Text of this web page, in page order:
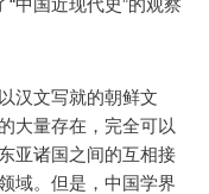
中国近现代史”的观察
汉文写就的朝鲜文
大量存在，完全可以
亚诸国之间的互相接
域。但是，中国学界